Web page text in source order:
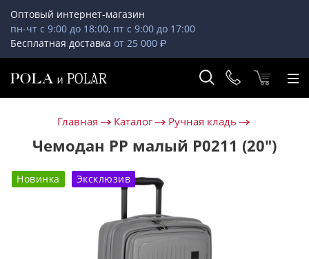
Оптовый интернет-магазин
пн-чт с 9:00 до 18:00, пт с 9:00 до 17:00
Бесплатная доставка от 25 000 ₽
Главная Каталог Ручная кладь
Чемодан PP малый Р0211 (20")
Новинка Эксклюзив